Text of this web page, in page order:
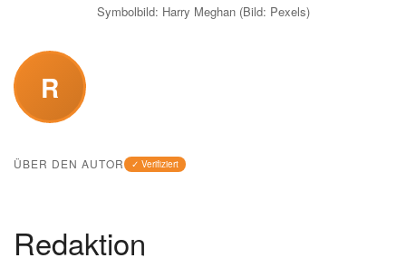
Symbolbild: Harry Meghan (Bild: Pexels)
R
ÜBER DEN AUTOR ✓ Verifiziert
Redaktion